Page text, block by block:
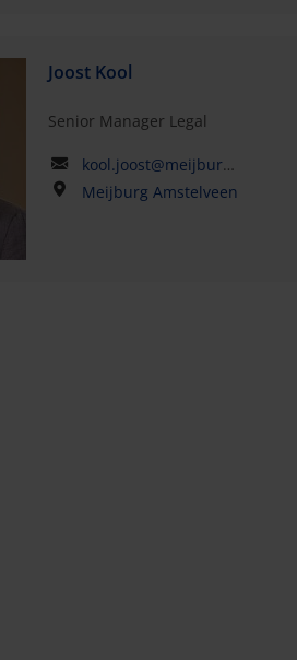
Joost Kool
Senior Manager Legal
kool.joost@meijburglegal.com
Meijburg Amstelveen